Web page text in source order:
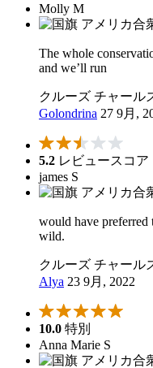
Molly M
The whole
and we’ll run
クルーズ チャール
Golondrina 27 9月,
5.2 レビュースコア
james S
would have preferred
wild.
クルーズ チャール
Alya 23 9月, 2022
10.0 特別
Anna Marie S